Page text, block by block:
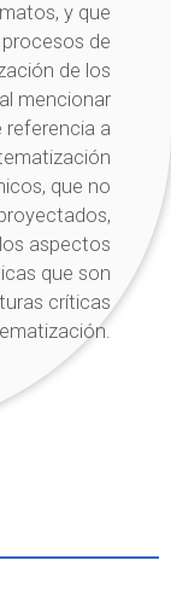
y que
de
de los
mencionar
referencia a
que no
aspectos
que son
críticas